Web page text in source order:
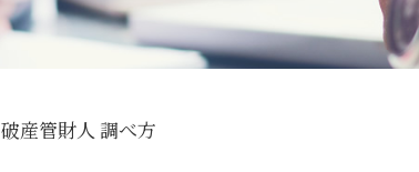
破産管財人 調べ方